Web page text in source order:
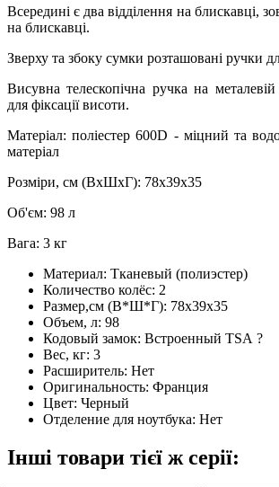
Всередині є два відділення на блискавці,
на блискавці.
Зверху та збоку сумки розташовані ручки
Висувна телескопічна ручка на
для фіксації висоти.
Матеріал: поліестер 600D - міцний та
матеріал
Розміри, см (ВхШхГ): 78х39х35
Об'єм: 98 л
Вага: 3 кг
Материал: Тканевый (полиэстер)
Количество колёс: 2
Размер,см (В*Ш*Г): 78х39х35
Объем, л: 98
Кодовый замок: Встроенный TSA ?
Вес, кг: 3
Расширитель: Нет
Оригинальность: Франция
Цвет: Черный
Отделение для ноутбука: Нет
Інші товари тієї ж серії: